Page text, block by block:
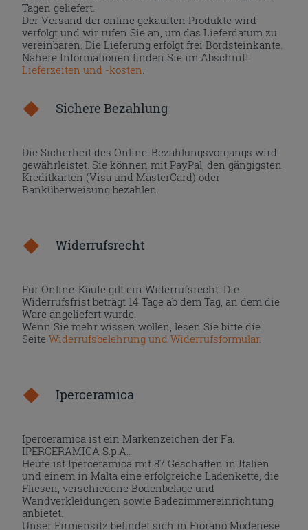
Tagen geliefert.
Der Versand der online gekauften Produkte wird
verfolgt und wir rufen Sie an, um das Lieferdatum zu
vereinbaren. Die Lieferung erfolgt frei Bordsteinkante.
Nähere Informationen finden Sie im Abschnitt
Lieferzeiten und -kosten
Sichere Bezahlung
Die Sicherheit des Online-Bezahlungsvorgangs wird
gewährleistet. Sie können mit PayPal, den gängigsten
Kreditkarten (Visa und MasterCard) oder
Banküberweisung bezahlen.
Widerrufsrecht
Für Online-Käufe gilt ein Widerrufsrecht. Die
Widerrufsfrist beträgt 14 Tage ab dem Tag, an dem die
Ware angeliefert wurde.
Wenn Sie mehr wissen wollen, lesen Sie bitte die
SeiteWiderrufsbelehrung und Widerrufsformular.
Iperceramica
Iperceramica ist ein Markenzeichen der Fa.
IPERCERAMICA S.p.A..
Heute ist Iperceramica mit 87 Geschäften in Italien
und einem in Malta eine erfolgreiche Ladenkette, die
Fliesen, verschiedene Bodenbeläge und
Wandverkleidungen sowie Badezimmereinrichtung
anbietet.
Unser Firmensitz befindet sich in Fiorano Modenese